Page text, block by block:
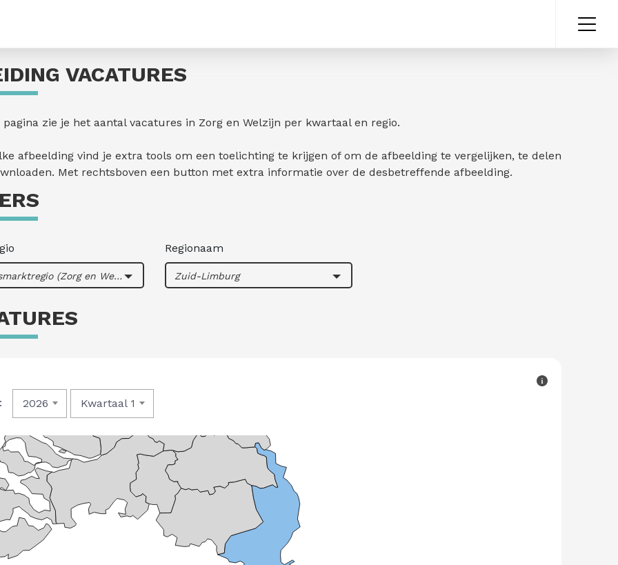
VACATURES
pagina zie je het aantal vacatures in Zorg en Welzijn per kwartaal en regio.
afbeelding vind je extra tools om een toelichting te krijgen of om de afbeelding te vergelijken, te delen
Met rechtsboven een button met extra informatie over de desbetreffende afbeelding.
Arbeidsmarktregio (Zorg en Welzijn)
Regionaam
Zuid-Limburg